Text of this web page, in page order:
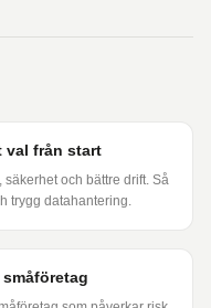
val från start
och bättre drift. Så
trygg datahantering.